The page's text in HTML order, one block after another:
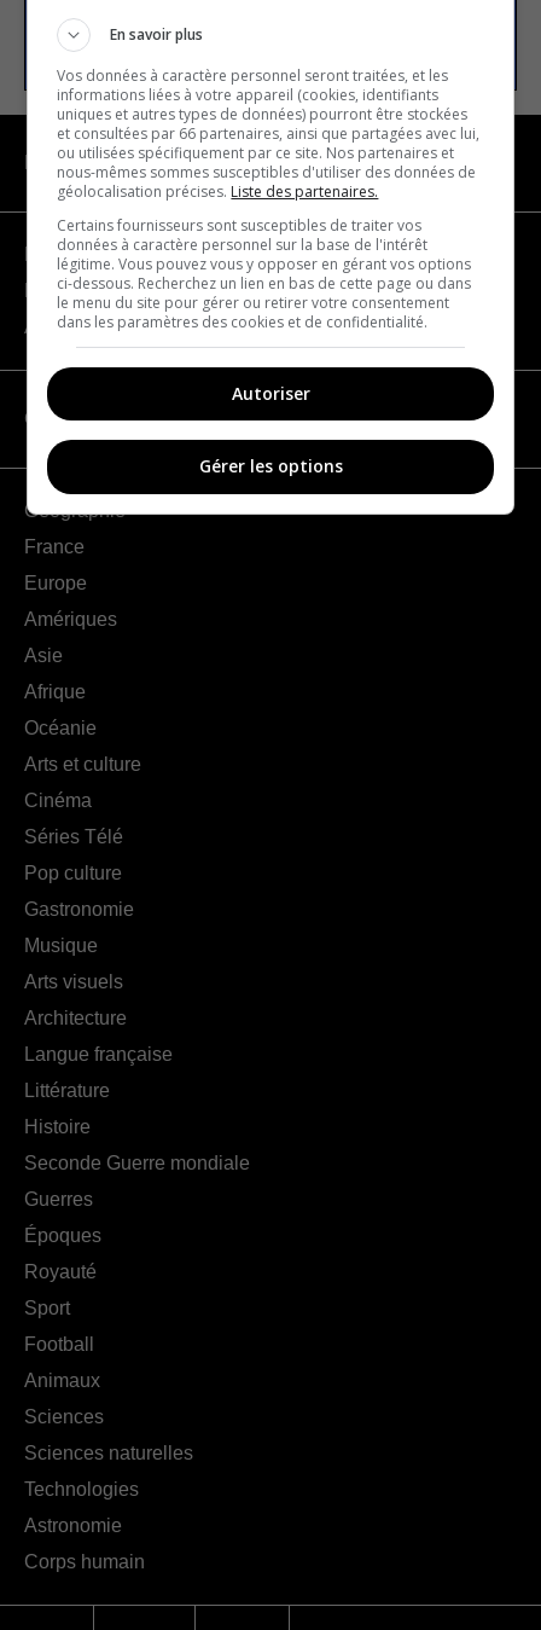
S’INSCRIRE
NAVIGATION
Devenir partenaire
Nous joindre
À propos
CATÉGORIES
Géographie
France
Europe
Amériques
Asie
Afrique
Océanie
Arts et culture
Cinéma
Séries Télé
Pop culture
Gastronomie
Musique
Arts visuels
Architecture
Langue française
Littérature
Histoire
Seconde Guerre mondiale
Guerres
Époques
Royauté
Sport
Football
Animaux
Sciences
Sciences naturelles
Technologies
Astronomie
Corps humain
En savoir plus
Vos données à caractère personnel seront traitées, et les
informations liées à votre appareil (cookies, identifiants
uniques et autres types de données) pourront être stockées
et consultées par 66 partenaires, ainsi que partagées avec lui,
ou utilisées spécifiquement par ce site. Nos partenaires et
nous-mêmes sommes susceptibles d'utiliser des données de
géolocalisation précises. Liste des partenaires.
Certains fournisseurs sont susceptibles de traiter vos
données à caractère personnel sur la base de l'intérêt
légitime. Vous pouvez vous y opposer en gérant vos options
ci-dessous. Recherchez un lien en bas de cette page ou dans
le menu du site pour gérer ou retirer votre consentement
dans les paramètres des cookies et de confidentialité.
Autoriser
Gérer les options